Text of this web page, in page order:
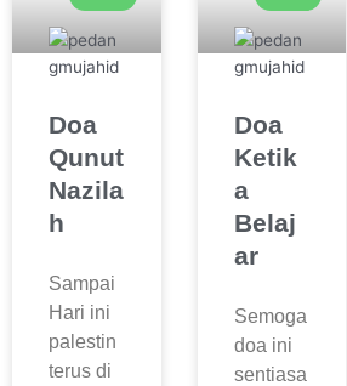
Doa
Qunut
Nazila
h
Sampai
Hari ini
palestin
terus di
Doa
Ketik
a
Belaj
ar
Semoga
doa ini
sentiasa